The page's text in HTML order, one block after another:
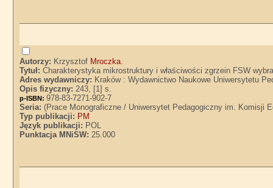
Autorzy: Krzysztof Mroczka.
Tytuł:Charakterystyka mikrostruktury i właściwości zgrzein FSW
Adres wydawniczy: Kraków : Wydawnictwo Naukowe Uniwersytetu
Opis fizyczny:243, [1] s.
p-ISBN:978-83-7271-902-7
Seria:(Prace Monograficzne / Uniwersytet Pedagogiczny im. Komisji
Typ publikacji: PM
Język publikacji: POL
Punktacja MNiSW:25.000